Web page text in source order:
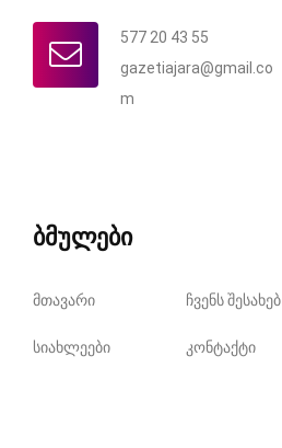
577 20 43 55
gazetiajara@gmail.co
m
ბმულები
მთავარი ჩვენს შესახებ
სიახლეები კონტაქტი